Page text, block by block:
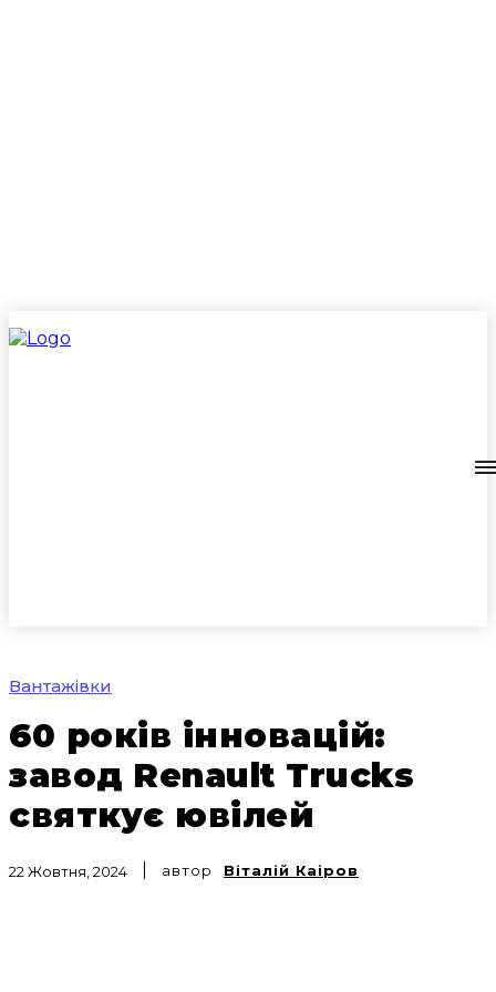
Вантажівки
60 років інновацій:
завод Renault Trucks
святкує ювілей
22 Жовтня, 2024 автор Віталій Каіров